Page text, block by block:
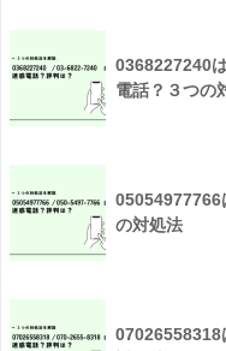
0368227240
電話？３つの
05054977766
の対処法
07026558318